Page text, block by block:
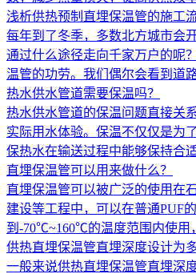
浅析供热预制直埋保温管的施工
每年到了冬季，多数北方城市会
通过什么途径走向千家万户的呢
温管的功劳。我们偶尔会看到道
热水供水管道需要保温吗？
热水供水管道的保温问题直接关
实际用水体验。保温不仅仅是为
保热水在输送过程中能够保持合
直埋保温管可以用来做什么？
直埋保温管可以被广泛的使用在
建设等工程中，可以在普通PUF
到-70℃~160℃的温度范围内使用
供热直埋保温管直埋深度设计为多
一般来说供热直埋保温管直埋深